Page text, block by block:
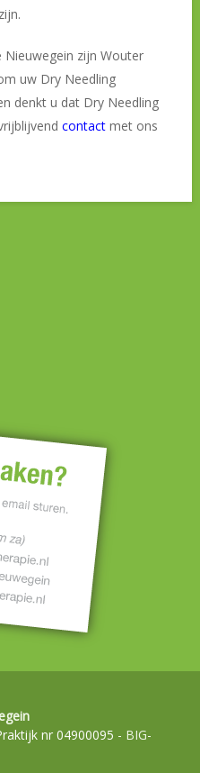
Nieuwegein zijn Wouter
uw Dry Needling
denkt u dat Dry Needling
contact met ons
nr 04900095 - BIG-